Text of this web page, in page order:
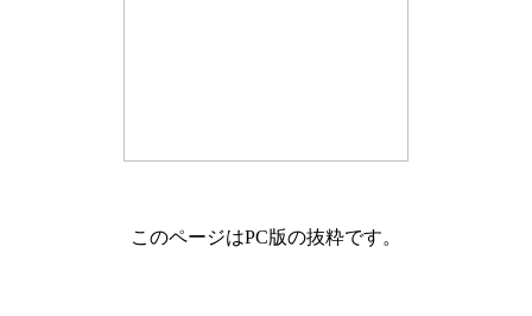
このページはPC版の抜粋です。